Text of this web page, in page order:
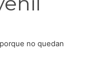
no quedan